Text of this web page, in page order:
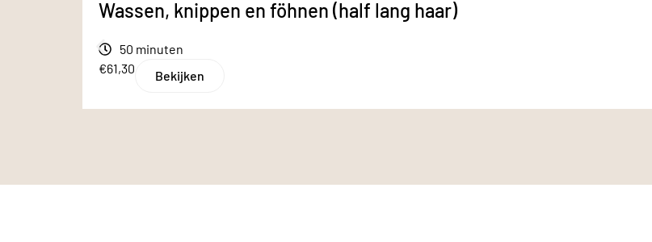
Wassen, knippen en föhnen (half lang haar)
50 minuten
€61,30
Bekijken